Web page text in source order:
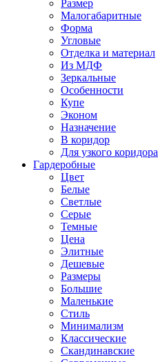
Размер
Малогабаритные
Форма
Угловые
Отделка и материал
Из МДФ
Зеркальные
Особенности
Купе
Эконом
Назначение
В коридор
Для узкого коридора
Гардеробные
Цвет
Белые
Светлые
Серые
Темные
Цена
Элитные
Дешевые
Размеры
Большие
Маленькие
Стиль
Минимализм
Классические
Скандинавские